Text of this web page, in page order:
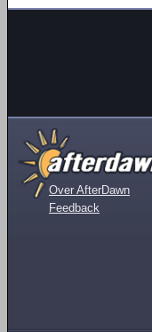
Over AfterDawn
Feedback